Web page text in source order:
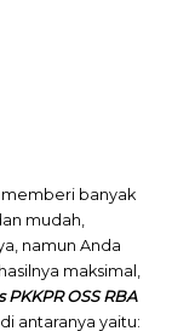
memberi banyak
mudah,
namun Anda
maksimal,
PKKPR OSS RBA
antaranya yaitu: